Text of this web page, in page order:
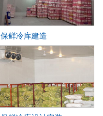
保鲜冷库建造